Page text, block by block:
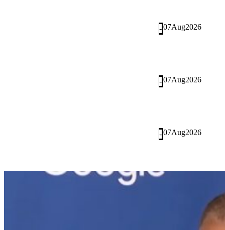
- 07Aug2026
- 07Aug2026
- 07Aug2026